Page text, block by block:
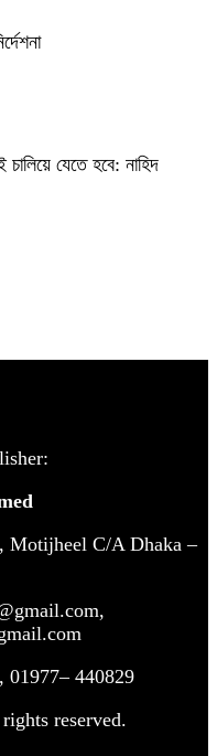
যেতে হবে: নাহিদ
Motijheel C/A Dhaka –
01977– 440829
reserved.